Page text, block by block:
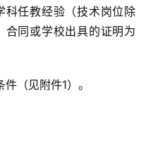
科任教经验（技术岗位除
同或学校出具的证明为
（见附件1）。